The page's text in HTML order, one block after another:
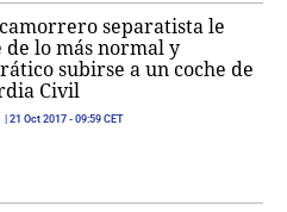
separatista le
de lo más normal y
subirse a un coche de
Civil
21 Oct 2017 - 09:59 CET